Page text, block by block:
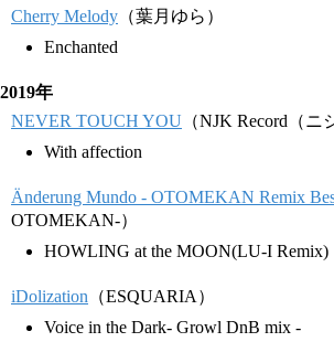
Cherry Melody （葉月ゆら）
Enchanted
2019年
NEVER TOUCH YOU （NJK Record（ニ
With affection
Änderung Mundo - OTOMEKAN Remix
OTOMEKAN-）
HOWLING at the MOON(LU-I Remix)
iDolization （ESQUARIA）
Voice in the Dark- Growl DnB mix -